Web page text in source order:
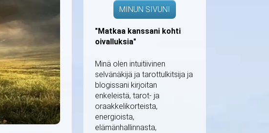
MINUN SIVUNI
"Matkaa kanssani kohti
oivalluksia"
Minä olen intuitiivinen
selvänäkijä ja tarottulkitsija ja
blogissani kirjoitan
enkeleistä, tarot- ja
oraakkelikorteista,
energioista,
elämänhallinnasta,